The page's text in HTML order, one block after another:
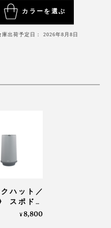
を使用した密閉設計。フ
ッグの中で横倒しになっ
カラーを選ぶ
庫出荷予定日： 2026年8月8日
クハット／
スポドリ
属臭・ニオイ
¥8,800